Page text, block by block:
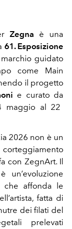
Zegnaè una
61. Esposizione
guidato
come Main
il progetto
e curato da
maggio al 22
2026 non è un
con ZegnArt. Il
un’evoluzione
che affonda le
fatta di
dei filati del
prelevati